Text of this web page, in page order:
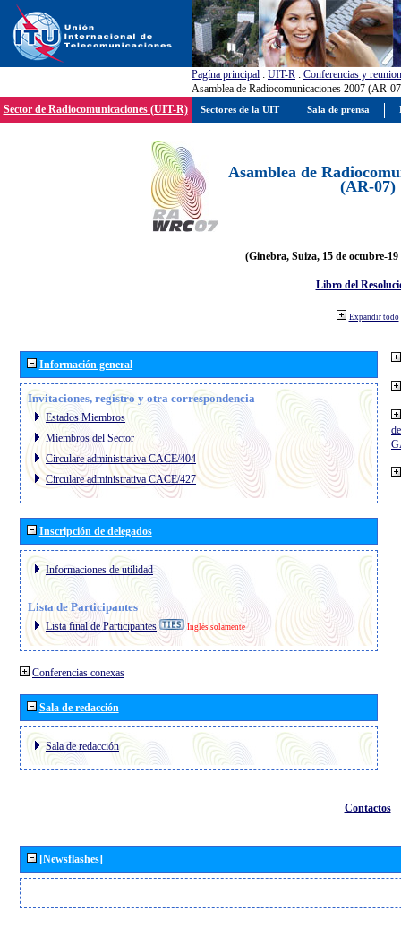
Pagína principal : UIT-R : Conferencias y
Asamblea de Radiocomunicaciones 2007 (AR-
Sector de Radiocomunicaciones (UIT-R)
Asamblea de
(AR-07)
(Ginebra, Suiza, 15 de octubre-19
Libro del
Expandir todo
Información general
Invitaciones, registro y otra correspondencia
Estados Miembros
Miembros del Sector
Circulare administrativa CACE/404
Circulare administrativa CACE/427
Inscripción de delegados
Informaciones de utilidad
Lista de Participantes
Lista final de Participantes Inglés solamente
Conferencias conexas
Sala de redacción
Sala de redacción
Contactos
[Newsflashes]
Sectores de la UIT Sala de prensa